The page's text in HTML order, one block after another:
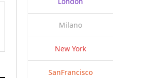
Milano
New York
SanFrancisco